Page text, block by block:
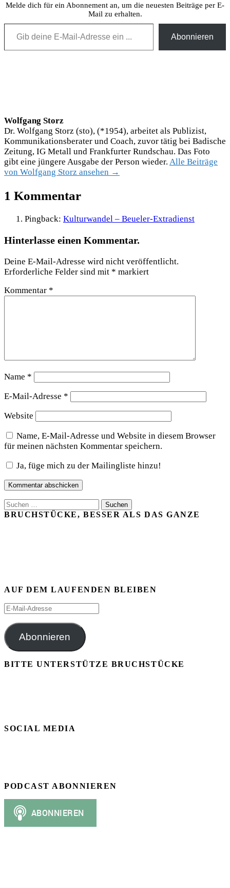
Melde dich für ein Abonnement an, um die neuesten Beiträge per E-
Mail zu erhalten.
Gib deine E-Mail-Adresse ein ...
Abonnieren
Wolfgang Storz
Dr. Wolfgang Storz (sto), (*1954), arbeitet als Publizist,
Kommunikationsberater und Coach, zuvor tätig bei Badische
Zeitung, IG Metall und Frankfurter Rundschau. Das Foto
gibt eine jüngere Ausgabe der Person wieder. Alle Beiträge
von Wolfgang Storz ansehen →
1 Kommentar
Pingback: Kulturwandel – Beueler-Extradienst
Hinterlasse einen Kommentar.
Deine E-Mail-Adresse wird nicht veröffentlicht.
Erforderliche Felder sind mit * markiert
Kommentar *
Name *
E-Mail-Adresse *
Website
Name, E-Mail-Adresse und Website in diesem Browser
für meinen nächsten Kommentar speichern.
Ja, füge mich zu der Mailingliste hinzu!
Suchen
nach:
BRUCHSTÜCKE, BESSER ALS DAS GANZE
AUF DEM LAUFENDEN BLEIBEN
E-
Adresse
Abonnieren
BITTE UNTERSTÜTZE BRUCHSTÜCKE
SOCIAL MEDIA
PODCAST ABONNIEREN